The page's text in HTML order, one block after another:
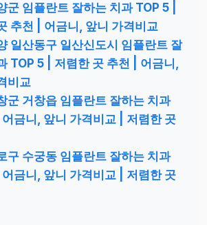
군 임플란트 잘하는 치과 TOP 5 |
추천 | 어금니, 앞니 가격비교
일산동구 일산신도시 임플란트 잘
TOP 5 | 저렴한 곳 추천 | 어금니,
비교
군 거창읍 임플란트 잘하는 치과
금니, 앞니 가격비교 | 저렴한 곳
구 수궁동 임플란트 잘하는 치과
금니, 앞니 가격비교 | 저렴한 곳